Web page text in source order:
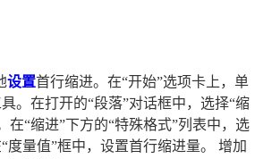
设置首行缩进。在“开始”选项卡上，单
。在打开的“段落”对话框中，选择“缩
在“缩进”下方的“特殊格式”列表中，选
度量值”框中，设置首行缩进量。 增加